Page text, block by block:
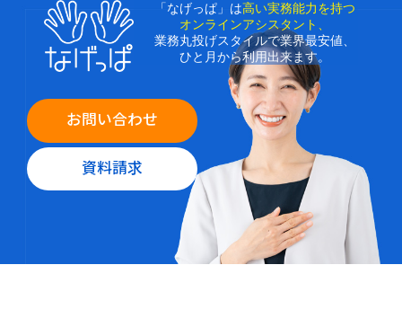
「なげっぱ」は高い実務能力を持つ
オンラインアシスタント、
業務丸投げスタイルで業界最安値、
ひと月から利用出来ます。
お問い合わせ
資料請求